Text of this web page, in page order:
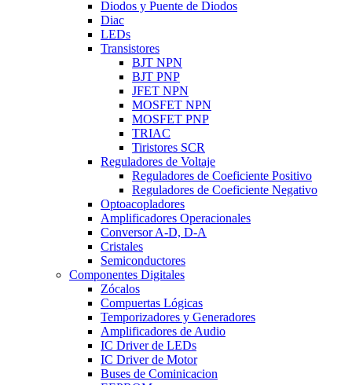
Diodos y Puente de Diodos
Diac
LEDs
Transistores
BJT NPN
BJT PNP
JFET NPN
MOSFET NPN
MOSFET PNP
TRIAC
Tiristores SCR
Reguladores de Voltaje
Reguladores de Coeficiente Positivo
Reguladores de Coeficiente Negativo
Optoacopladores
Amplificadores Operacionales
Conversor A-D, D-A
Cristales
Semiconductores
Componentes Digitales
Zócalos
Compuertas Lógicas
Temporizadores y Generadores
Amplificadores de Audio
IC Driver de LEDs
IC Driver de Motor
Buses de Cominicacion